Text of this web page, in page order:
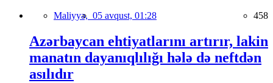
Maliyyə, 05 avqust, 01:28 458
Azərbaycan ehtiyatlarını artırır, lakin
manatın dayanıqlılığı hələ də neftdən
asılıdır